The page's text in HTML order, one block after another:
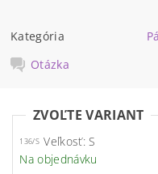
Kategória
Otázka
ZVOĽTE VARIANT
136/S Veľkosť: S
Na objednávku